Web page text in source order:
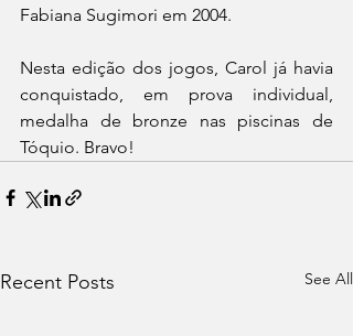
Fabiana Sugimori em 2004.
Nesta edição dos jogos, Carol já havia
conquistado, em prova individual,
medalha de bronze nas piscinas de
Tóquio. Bravo!
Recent Posts See All